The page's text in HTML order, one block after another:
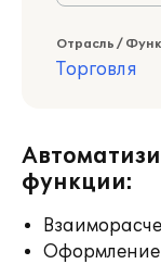
Отрасль /
Торговля
функции:
Оформление